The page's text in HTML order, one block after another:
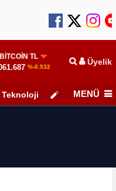
BITCOIN TL
%-0.532 Üyelik
Teknoloji Köşe Yazarları
MENÜ